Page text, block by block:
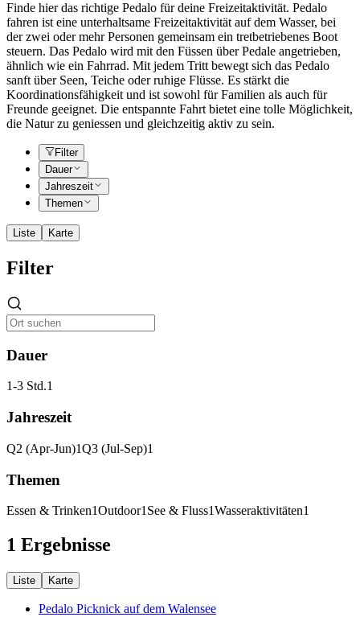
Finde hier das richtige Pedalo für deine Freizeitaktivität. Pedalo
fahren ist eine unterhaltsame Freizeitaktivität auf dem Wasser, bei
der zwei oder mehr Personen gemeinsam ein tretbetriebenes Boot
steuern. Das Pedalo wird mit den Füssen über Pedale angetrieben,
ähnlich wie ein Fahrrad. Mit jedem Tritt bewegt sich das Pedalo
sanft über Seen, Teiche oder ruhige Flüsse. Es stärkt die
Koordinationsfähigkeit und ist sowohl für Familien als auch für
Freunde geeignet. Die entspannte Fahrt bietet eine tolle Möglichkeit,
die Natur zu geniessen und gleichzeitig aktiv zu sein.
Filter
Dauer
Jahreszeit
Themen
Liste Karte
Filter
Dauer
1-3 Std.1
Jahreszeit
Q2 (Apr-Jun)1Q3 (Jul-Sep)1
Themen
Essen & Trinken1Outdoor1 See & Fluss1Wasseraktivitäten1
1 Ergebnisse
Liste Karte
Pedalo Picknick auf dem Walensee